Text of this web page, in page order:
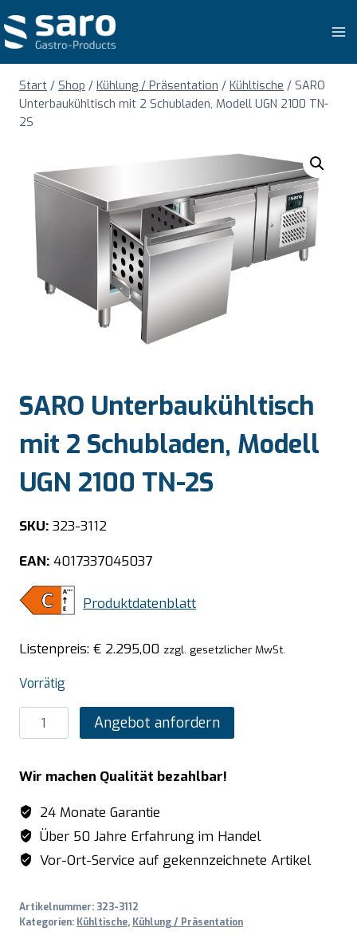
Inhalt
springen
Start / Shop / Kühlung / Präsentation / Kühltische / SARO
Unterbaukühltisch mit 2 Schubladen, Modell UGN 2100 TN-
2S
SARO Unterbaukühltisch
mit 2 Schubladen, Modell
UGN 2100 TN-2S
SKU: 323-3112
EAN: 4017337045037
Produktdatenblatt
Listenpreis: € 2.295,00 zzgl. gesetzlicher MwSt.
Vorrätig
SARO
Unterbaukühltisch
2
Schubladen,
Modell
UGN
2100
2S
Menge
Angebot anfordern
Wir machen Qualität bezahlbar!
24 Monate Garantie
Über 50 Jahre Erfahrung im Handel
Vor-Ort-Service auf gekennzeichnete Artikel
Artikelnummer: 323-3112
Kategorien: Kühltische, Kühlung / Präsentation